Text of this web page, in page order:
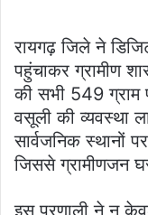
रायगढ़ जिले ने
पहुंचाकर ग्रामीण
की सभी 549 ग्राम
वसूली की व्यवस्था
सार्वजनिक स्थानों
जिससे ग्रामीणजन
इस प्रणाली ने न